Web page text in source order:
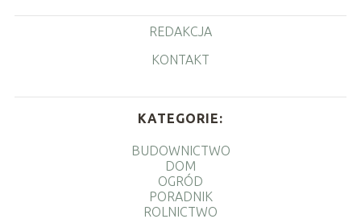
REDAKCJA
KONTAKT
KATEGORIE:
BUDOWNICTWO
DOM
OGRÓD
PORADNIK
ROLNICTWO